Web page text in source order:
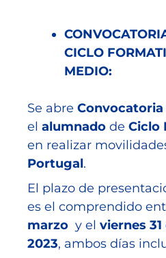
CICLO
MEDIO:
Se abre Convocatoria
el alumnado de Ciclo
en realizar
Portugal.
El plazo de
es el comprendido
marzo y el viernes
2023, ambos días